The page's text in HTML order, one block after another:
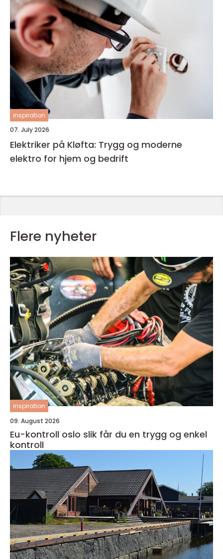
inspiration
07. July 2026
Elektriker på Kløfta: Trygg og moderne
elektro for hjem og bedrift
Flere nyheter
inspiration
09. August 2026
Eu-kontroll oslo slik får du en trygg og enkel
kontroll